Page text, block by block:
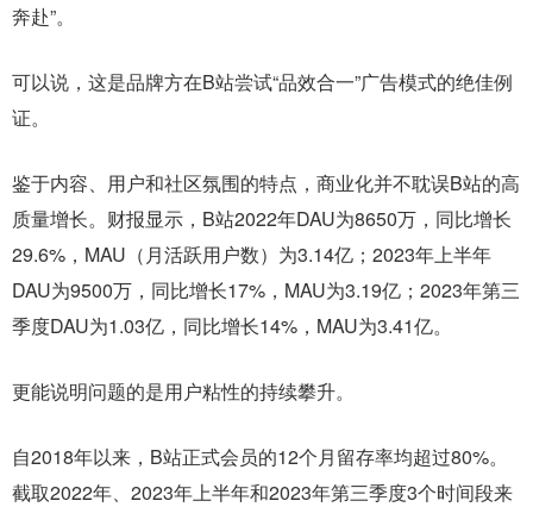
奔赴”。
可以说，这是品牌方在B站尝试“品效合一”广告模式的绝佳例
证。
鉴于内容、用户和社区氛围的特点，商业化并不耽误B站的高
质量增长。财报显示，B站2022年DAU为8650万，同比增长
29.6%，MAU（月活跃用户数）为3.14亿；2023年上半年
DAU为9500万，同比增长17%，MAU为3.19亿；2023年第三
季度DAU为1.03亿，同比增长14%，MAU为3.41亿。
更能说明问题的是用户粘性的持续攀升。
自2018年以来，B站正式会员的12个月留存率均超过80%。
截取2022年、2023年上半年和2023年第三季度3个时间段来